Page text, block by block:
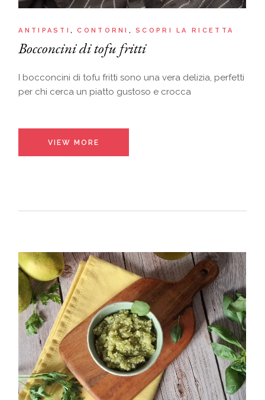
ANTIPASTI CONTORNI SCOPRI LA RICETTA
Bocconcini di tofu fritti
I bocconcini di tofu fritti sono una vera delizia, perfetti
per chi cerca un piatto gustoso e crocca
VIEW MORE